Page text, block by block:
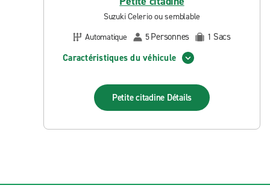
Suzuki Celerio ou semblable
Automatique
5Personnes 1 Sacs
Caractéristiques du véhicule
Petite citadine Détails